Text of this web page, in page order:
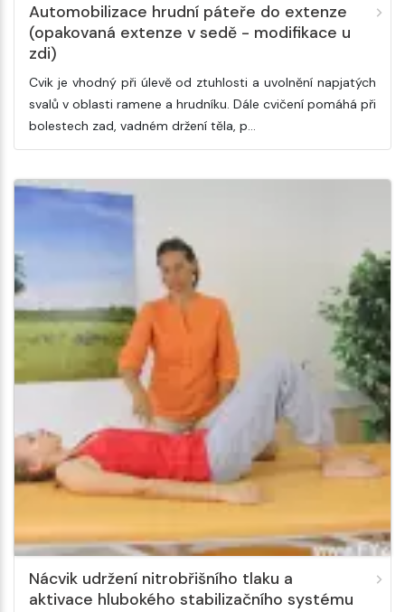
Automobilizace hrudní páteře do extenze
(opakovaná extenze v sedě - modifikace u
zdi)
Cvik je vhodný při úlevě od ztuhlosti a uvolnění napjatých
svalů v oblasti ramene a hrudníku. Dále cvičení pomáhá při
bolestech zad, vadném držení těla, p…
Nácvik udržení nitrobřišního tlaku a
aktivace hlubokého stabilizačního systému